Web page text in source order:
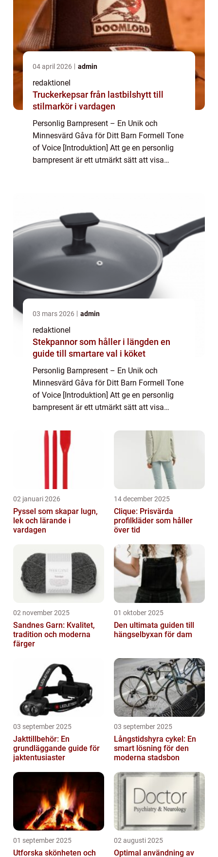
04 april 2026 admin
redaktionel
Truckerkepsar från lastbilshytt till
stilmarkör i vardagen
Personlig Barnpresent – En Unik och
Minnesvärd Gåva för Ditt Barn Formell Tone
of Voice [Introduktion] Att ge en personlig
barnpresent är ett utmärkt sätt att visa
03 mars 2026 admin
redaktionel
Stekpannor som håller i längden en
guide till smartare val i köket
Personlig Barnpresent – En Unik och
Minnesvärd Gåva för Ditt Barn Formell Tone
of Voice [Introduktion] Att ge en personlig
barnpresent är ett utmärkt sätt att visa
ut. Denna artikel kommer att ge en grun...
02 januari 2026
Pyssel som skapar lugn,
lek och lärande i
vardagen
14 december 2025
Clique: Prisvärda
profilkläder som håller
över tid
02 november 2025
Sandnes Garn: Kvalitet,
tradition och moderna
färger
01 oktober 2025
Den ultimata guiden till
hängselbyxan för dam
03 september 2025
Jakttillbehör: En
grundläggande guide för
jaktentusiaster
03 september 2025
Långstidshyra cykel: En
smart lösning för den
moderna stadsbon
01 september 2025
Utforska skönheten och
02 augusti 2025
Optimal användning av